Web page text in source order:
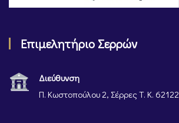
Επιμελητήριο Σερρών
Διεύθυνση
Π. Κωστοπούλου 2, Σέρρες Τ. Κ. 62122